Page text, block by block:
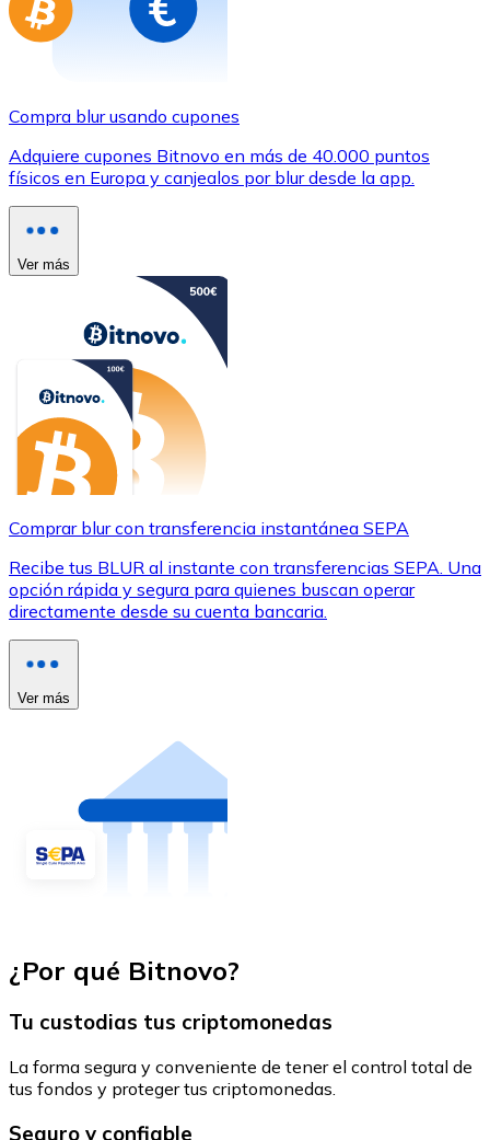
Compra blur usando cupones
Adquiere cupones Bitnovo en más de 40.000 puntos
físicos en Europa y canjealos por blur desde la app.
Ver más
Comprar blur con transferencia instantánea SEPA
Recibe tus BLUR al instante con transferencias SEPA. Una
opción rápida y segura para quienes buscan operar
directamente desde su cuenta bancaria.
Ver más
¿Por qué Bitnovo?
Tu custodias tus criptomonedas
La forma segura y conveniente de tener el control total de
tus fondos y proteger tus criptomonedas.
Seguro y confiable